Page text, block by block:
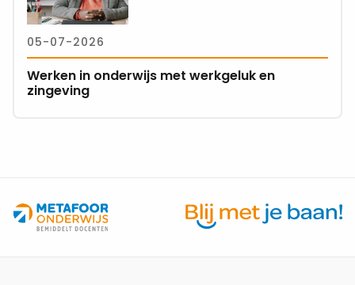
05-07-2026
Werken in onderwijs met werkgeluk en
zingeving
Werken
onderwijs
met
werkgeluk
en